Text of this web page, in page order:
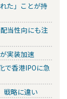
た」ことが持
当性向にも注
実装加速
で香港IPOに急
戦略に違い